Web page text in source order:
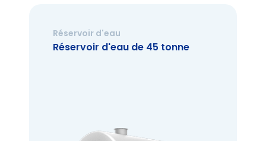
Réservoir d'eau
Réservoir d'eau de 45 tonne